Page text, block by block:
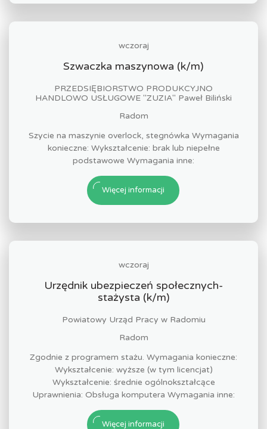
wczoraj
Szwaczka maszynowa (k/m)
PRZEDSIĘBIORSTWO PRODUKCYJNO
HANDLOWO USŁUGOWE "ZUZIA" Paweł Biliński
Radom
Szycie na maszynie overlock, stegnówka Wymagania
konieczne: Wykształcenie: brak lub niepełne
podstawowe Wymagania inne:
Więcej informacji
wczoraj
Urzędnik ubezpieczeń społecznych-
stażysta (k/m)
Powiatowy Urząd Pracy w Radomiu
Radom
Zgodnie z programem stażu. Wymagania konieczne:
Wykształcenie: wyższe (w tym licencjat)
Wykształcenie: średnie ogólnokształcące
Uprawnienia: Obsługa komputera Wymagania inne:
Więcej informacji